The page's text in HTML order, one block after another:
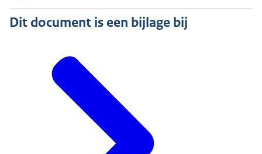
Dit document is een bijlage bij